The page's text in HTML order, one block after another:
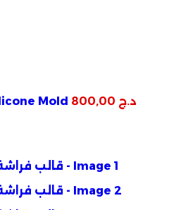
Mold د.ج